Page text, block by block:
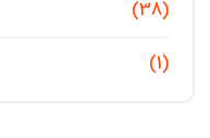
(38)
(1)